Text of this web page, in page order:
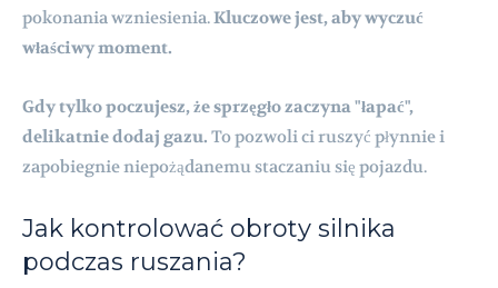
pokonania wzniesienia.Kluczowe jest, aby wyczuć
właściwy moment.
Gdy tylko poczujesz, że sprzęgło zaczyna "łapać",
delikatnie dodaj gazu. To pozwoli ci ruszyć płynnie i
zapobiegnie niepożądanemu staczaniu się pojazdu.
Jak kontrolować obroty silnika
podczas ruszania?